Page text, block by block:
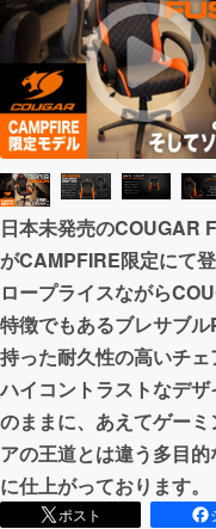
テクノロジ
映像・映画
ビジネス・
まちづくり
CAMPFIRE for
CAMPFIREふる
日本未発売のCOUGAR
がCAMPFIRE限定にて登
ロープライスながら
特徴でもあるブレサブル
持った耐久性の高いチ
ハイコントラストなデ
のままに、あえてゲーミ
アの王道とは違う多目
に仕上がっております。
ポスト